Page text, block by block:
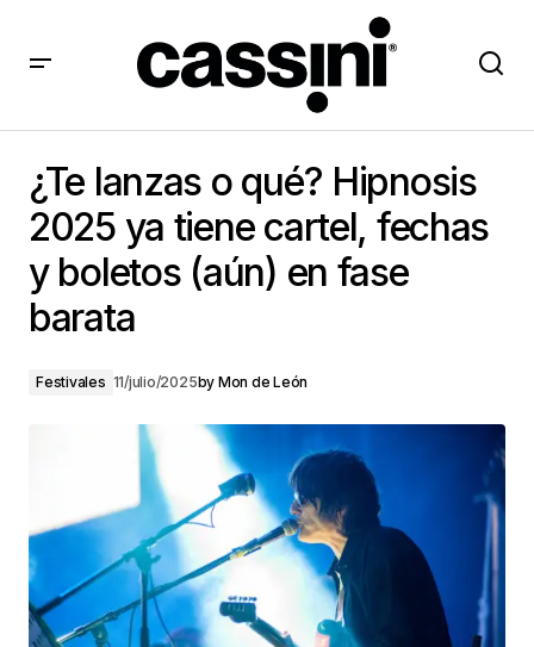
fechas y boletos (aún) en fase barata
¿Te lanzas o qué? Hipnosis
2025 ya tiene cartel, fechas
y boletos (aún) en fase
barata
Festivales 11/julio/2025by Mon de León